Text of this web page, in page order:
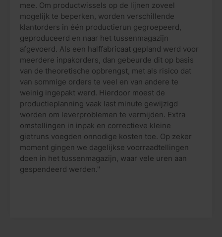
mee. Om productwissels op de lijnen zoveel
mogelijk te beperken, worden verschillende
klantorders in één productierun gegroepeerd,
geproduceerd en naar het tussenmagazijn
afgevoerd. Als een halffabricaat gepland werd voor
meerdere inpakorders, dan gebeurde dit op basis
van de theoretische opbrengst, met als risico dat
van sommige orders te veel en van andere te
weinig ingepakt werd. Hierdoor moest de
productieplanning vaak last minute gewijzigd
worden om leverproblemen te vermijden. Extra
omstellingen in inpak en correctieve kleine
gietruns voegden onnodige kosten toe. Op zeker
moment gingen we dagelijkse voorraadtellingen
doen in het tussenmagazijn, waar vele uren aan
gespendeerd werden."